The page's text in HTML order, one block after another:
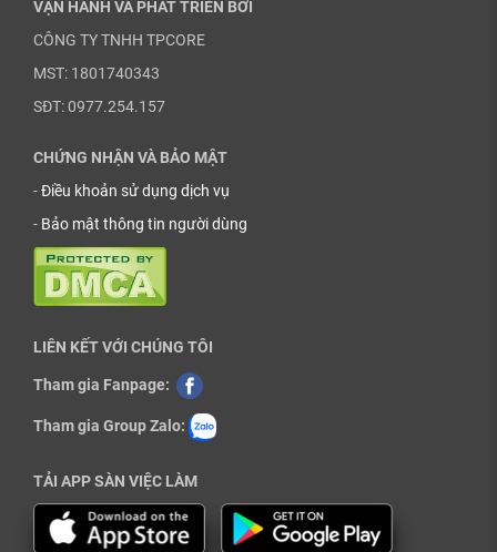
VẬN HÀNH VÀ PHÁT TRIỂN BỞI
CÔNG TY TNHH TPCORE
MST: 1801740343
SĐT: 0977.254.157
CHỨNG NHẬN VÀ BẢO MẬT
-Điều khoản sử dụng dịch vụ
- Bảo mật thông tin người dùng
LIÊN KẾT VỚI CHÚNG TÔI
Tham gia Fanpage:
Tham gia Group Zalo:
TẢI APP SÀN VIỆC LÀM